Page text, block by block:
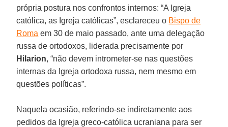
própria postura nos confrontos internos: “A Igreja
católica, as Igreja católicas”, esclareceu o Bispo de
Roma em 30 de maio passado, ante uma delegação
russa de ortodoxos, liderada precisamente por
Hilarion, “não devem intrometer-se nas questões
internas da Igreja ortodoxa russa, nem mesmo em
questões políticas”.
Naquela ocasião, referindo-se indiretamente aos
pedidos da Igreja greco-católica ucraniana para ser